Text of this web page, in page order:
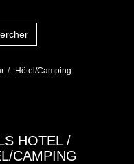
Hôtel/Camping
HOTEL /
CAMPING